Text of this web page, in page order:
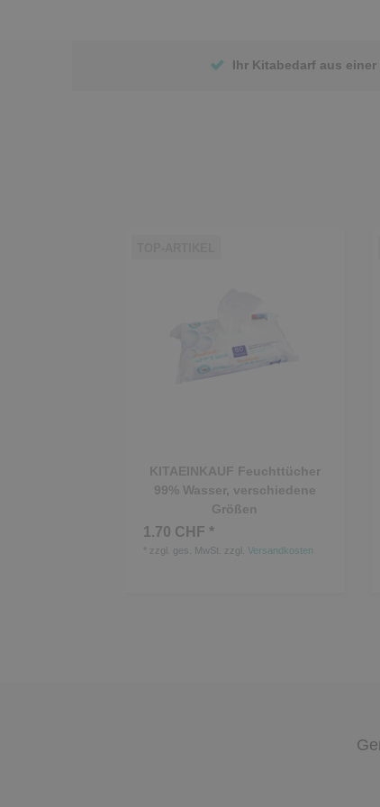
Ihr Kitabedarf aus einer
KITAEINKAUF Feuchttücher
99% Wasser, verschiedene
Größen
1.70 CHF *
zzgl. ges. MwSt. zzgl. Versandkosten